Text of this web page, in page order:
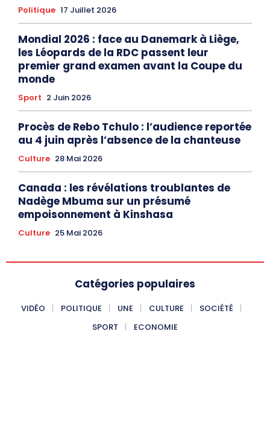
Politique 17 Juillet 2026
Mondial 2026 : face au Danemark à Liège,
les Léopards de la RDC passent leur
premier grand examen avant la Coupe du
monde
Sport 2 Juin 2026
Procès de Rebo Tchulo : l’audience reportée
au 4 juin après l’absence de la chanteuse
Culture 28 Mai 2026
Canada : les révélations troublantes de
Nadège Mbuma sur un présumé
empoisonnement à Kinshasa
Culture 25 Mai 2026
Catégories populaires
VIDÉO POLITIQUE UNE CULTURE
SOCIÉTÉ
SPORT
ECONOMIE